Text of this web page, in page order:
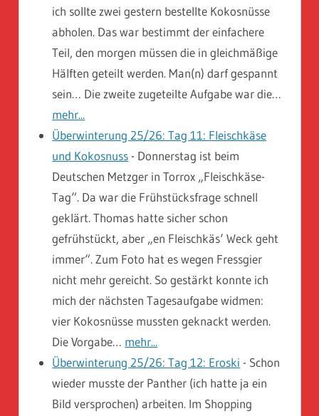
ich sollte zwei gestern bestellte Kokosnüsse
abholen. Das war bestimmt der einfachere
Teil, den morgen müssen die in gleichmäßige
Hälften geteilt werden. Man(n) darf gespannt
sein… Die zweite zugeteilte Aufgabe war die…
mehr...
Überwinterung 25/26: Tag 11: Fleischkäse
und Kokosnuss - Donnerstag ist beim
Deutschen Metzger in Torrox „Fleischkäse-
Tag“. Da war die Frühstücksfrage schnell
geklärt. Thomas hatte sicher schon
gefrühstückt, aber „en Fleischkäs‘ Weck geht
immer“. Zum Foto hat es wegen Fressgier
nicht mehr gereicht. So gestärkt konnte ich
mich der nächsten Tagesaufgabe widmen:
vier Kokosnüsse mussten geknackt werden.
Die Vorgabe… mehr...
Überwinterung 25/26: Tag 12: Eroski - Schon
wieder musste der Panther (ich hatte ja ein
Bild versprochen) arbeiten. Im Shopping